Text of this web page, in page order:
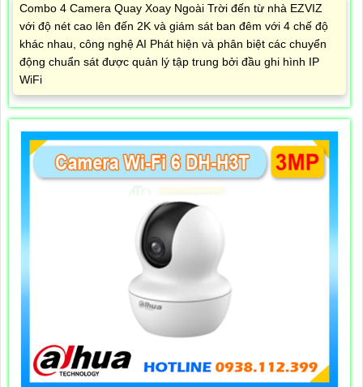
Combo 4 Camera Quay Xoay Ngoài Trời đến từ nhà EZVIZ
với độ nét cao lên đến 2K và giám sát ban đêm với 4 chế độ
khác nhau, công nghệ AI Phát hiện và phân biệt các chuyển
động chuẩn sát được quản lý tập trung bởi đầu ghi hình IP
WiFi